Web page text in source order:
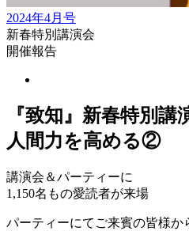
2024年4月号
新春特別講演会
開催報告
『致知』新春特別講
人間力を高める②
講演会＆パーティーに
1,150名もの愛読者が来場
パーティーにてご来賓の皆様